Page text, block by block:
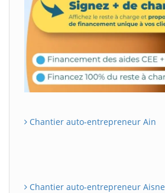
Chantier auto-entrepreneur Ain
Chantier auto-entrepreneur Aisne